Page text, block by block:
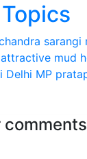
sarangi
mud
Delhi MP
comments